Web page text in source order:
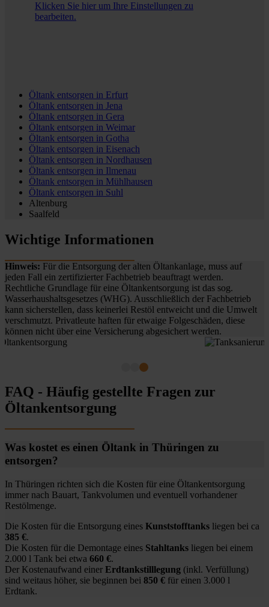
Klicken Sie hier um Ihre Einstellungen zu
bearbeiten.
Öltank entsorgen in Erfurt
Öltank entsorgen in Jena
Öltank entsorgen in Gera
Öltank entsorgen in Weimar
Öltank entsorgen in Gotha
Öltank entsorgen in Eisenach
Öltank entsorgen in Nordhausen
Öltank entsorgen in Ilmenau
Öltank entsorgen in Mühlhausen
Öltank entsorgen in Suhl
Altenburg
Saalfeld
Wichtige Informationen
Hinweis: Für die Entsorgung der alten Öltankanlage, muss auf
jeden Fall ein zertifizierter Fachbetrieb beauftragt werden.
Rechtliche Grundlage für eine Öltankentsorgung ist das sog.
Wasserhaushaltsgesetzes (WHG). Ausschließlich der Fachbetrieb
kann sicherstellen, dass keinerlei Restöl entweicht und die Umwelt
verschmutzt. Privatleute haften für etwaige Folgeschäden, diese
können nicht über eine Versicherung abgesichert werden.
FAQ - Häufig gestellte Fragen zur
Öltankentsorgung
Was kostet es einen Öltank in Thüringen zu
entsorgen?
In Thüringen richten sich die Kosten für eine Öltankentsorgung
immer nach Bauart, Tankvolumen und eventuell vorhandener
Restölmenge.
Die Kosten für die Entsorgung eines Kunststofftanks liegen bei ca
385 €.
Die Kosten für die Demontage eines Stahltanks liegen bei einem
2.000 l Tank bei etwa 660 €.
Der Kostenaufwand einer Erdtankstilllegung (inkl. Verfüllung)
sind weitaus höher, sie beginnen bei 850 € für einen 3.000 l
Erdtank.